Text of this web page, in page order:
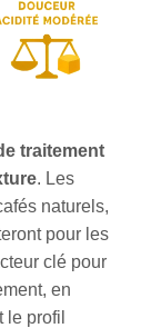
traitement
. Les
naturels,
pour les
clé pour
en
le profil